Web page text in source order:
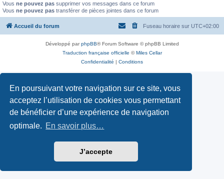
En poursuivant votre navigation sur ce site, vous
acceptez l’utilisation de cookies vous permettant
de bénéficier d’une expérience de navigation
optimale. En savoir plus…
J’accepte
Vous ne pouvez pas supprimer vos messages dans ce forum
Vous ne pouvez pas transférer de pièces jointes dans ce forum
Accueil du forum Fuseau horaire sur UTC+02:00
Développé parphpBB® Forum Software © phpBB Limited
Traduction française officielle ©Miles Cellar
Confidentialité | Conditions